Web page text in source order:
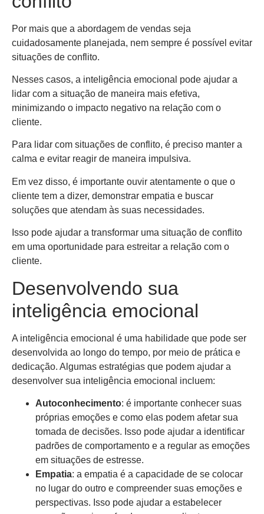
Por mais que a abordagem de vendas seja
cuidadosamente planejada, nem sempre é possível evitar
situações de conflito.
Nesses casos, a inteligência emocional pode ajudar a
lidar com a situação de maneira mais efetiva,
minimizando o impacto negativo na relação com o
cliente.
Para lidar com situações de conflito, é preciso manter a
calma e evitar reagir de maneira impulsiva.
Em vez disso, é importante ouvir atentamente o que o
cliente tem a dizer, demonstrar empatia e buscar
soluções que atendam às suas necessidades.
Isso pode ajudar a transformar uma situação de conflito
em uma oportunidade para estreitar a relação com o
cliente.
Desenvolvendo sua
inteligência emocional
A inteligência emocional é uma habilidade que pode ser
desenvolvida ao longo do tempo, por meio de prática e
dedicação. Algumas estratégias que podem ajudar a
desenvolver sua inteligência emocional incluem:
Autoconhecimento: é importante conhecer suas
próprias emoções e como elas podem afetar sua
tomada de decisões. Isso pode ajudar a identificar
padrões de comportamento e a regular as emoções
em situações de estresse.
Empatia: a empatia é a capacidade de se colocar
no lugar do outro e compreender suas emoções e
perspectivas. Isso pode ajudar a estabelecer